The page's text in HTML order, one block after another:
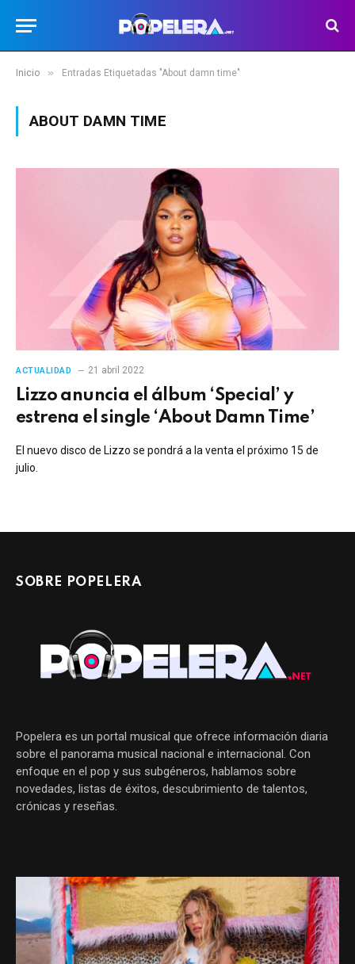
Inicio » Entradas Etiquetadas "About damn time"
ABOUT DAMN TIME
ACTUALIDAD 21 abril 2022
Lizzo anuncia el álbum ‘Special’ y
estrena el single ‘About Damn Time’
El nuevo disco de Lizzo se pondrá a la venta el próximo 15 de
julio.
SOBRE POPELERA
Popelera es un portal musical que ofrece información diaria
sobre el panorama musical nacional e internacional. Con
enfoque en el pop y sus subgéneros, hablamos sobre
novedades, listas de éxitos, descubrimiento de talentos,
crónicas y reseñas.